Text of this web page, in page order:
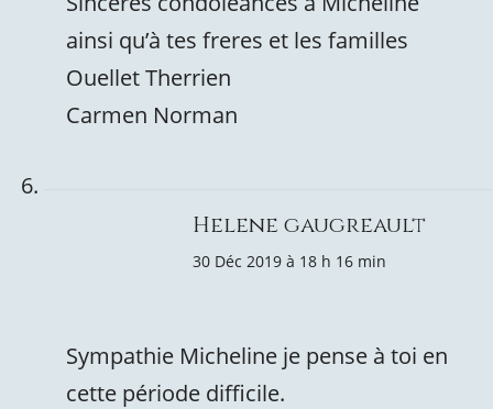
ainsi qu’à tes freres et les familles
Ouellet Therrien
Carmen Norman
Helene gaugreault
30 Déc 2019 à 18 h 16 min
Sympathie Micheline je pense à toi en
cette période difficile.